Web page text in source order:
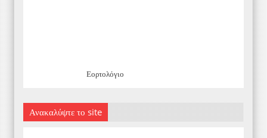
Εορτολόγιο
Ανακαλύψτε το site